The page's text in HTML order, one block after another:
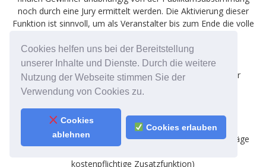
Cookies helfen uns bei der Bereitstellung
unserer Inhalte und Dienste. Durch die weitere
Nutzung der Webseite stimmen Sie der
Verwendung von Cookies zu.
Cookies
ablehnen
Cookies erlauben
noch durch eine Jury ermittelt werden. Die Aktivierung dieser
Funktion ist sinnvoll, um als Veranstalter bis zum Ende die volle
Anzahl der Stimmen ausblenden
Aktivieren Sie diese Funktionen, wenn Sie die Anzahl der
Stimmen für alle eingereichten Beiträge geheim halten
Beliebteste Beiträge hervorheben
Aktivieren Sie diese Funktion, wenn die beliebtesten Beiträge
kostenpflichtige Zusatzfunktion)